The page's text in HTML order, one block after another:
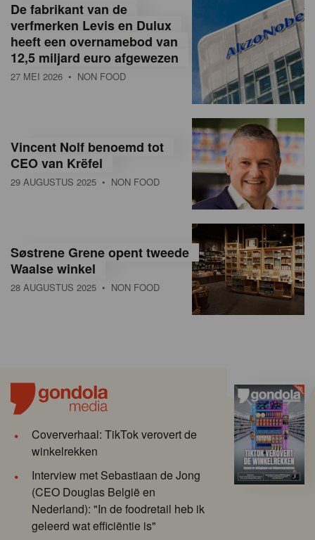
De fabrikant van de
verfmerken Levis en Dulux
heeft een overnamebod van
12,5 miljard euro afgewezen
27 MEI 2026 • NON FOOD
Vincent Nolf benoemd tot
CEO van Krëfel
29 AUGUSTUS 2025 • NON FOOD
Søstrene Grene opent tweede
Waalse winkel
28 AUGUSTUS 2025 • NON FOOD
Coververhaal: TikTok verovert de
winkelrekken
Interview met Sebastiaan de Jong
(CEO Douglas België en
Nederland): "In de foodretail heb ik
geleerd wat efficiëntie is"